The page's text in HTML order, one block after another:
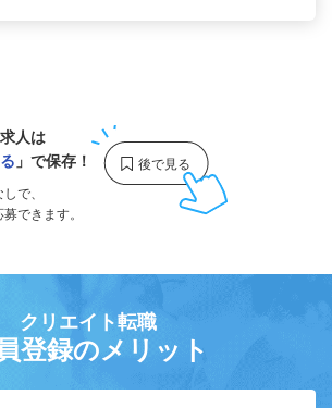
人は
」で保存！
で、
できます。
クリエイト転職
登録のメリット